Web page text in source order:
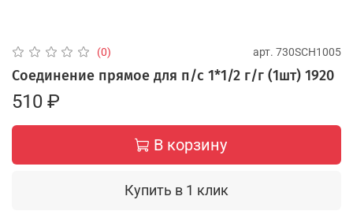
(0) арт. 730SCH1005
Соединение прямое для п/с 1*1/2 г/г (1шт) 1920
510 ₽
В корзину
Купить в 1 клик